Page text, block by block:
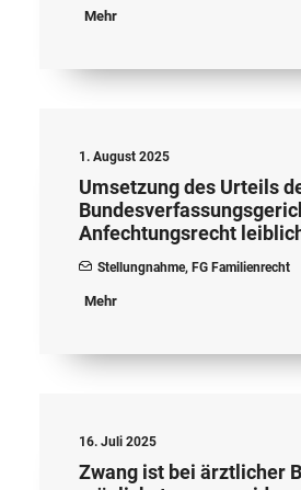
Mehr
1. August 2025
Umsetzung des Urteils
Anfechtungsrecht
Stellungnahme, FG Familienrecht
Mehr
16. Juli 2025
Zwang ist bei ärztlicher